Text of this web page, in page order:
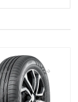
94W
88Y
108V